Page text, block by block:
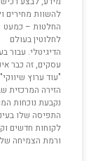
להשוות מחירים
החלטות – כמעט
לחלוטין בעולם
הדיגיטלי. עבור
עסקים, זה כבר
"עוד ערוץ
הזירה המרכזית
נקבעת נוכחות
התפיסה שלו
לקוחות חדשים
ורמת הצמיחה